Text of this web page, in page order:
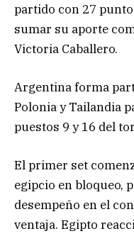
partido con 27
sumar su aporte
Victoria Caballero.
Argentina forma
Polonia y Tailandia
puestos 9 y 16 del
El primer set
egipcio en bloqueo,
desempeño en el
ventaja. Egipto